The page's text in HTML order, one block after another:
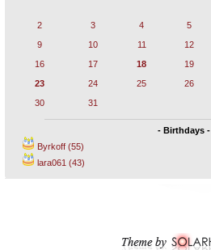
2
3 4 5
9
10 11 12
16
17 18 19
23
24 25 26
30
31
- Birthdays -
Byrkoff (55)
lara061 (43)